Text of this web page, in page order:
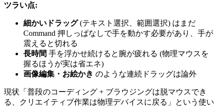
ツラい点:
細かいドラッグ(テキスト選択、範囲選択) はまだ
Command 押しっぱなしで手を動かす必要があり、手が
震えると切れる
長時間 手を浮かせ続けると腕が疲れる (物理マウスを
握るほうが実は省エネ)
画像編集・お絵かき のような連続ドラッグは論外
現状「普段のコーディング + ブラウジングは脱マウスでき
る、クリエイティブ作業は物理デバイスに戻る」という使い